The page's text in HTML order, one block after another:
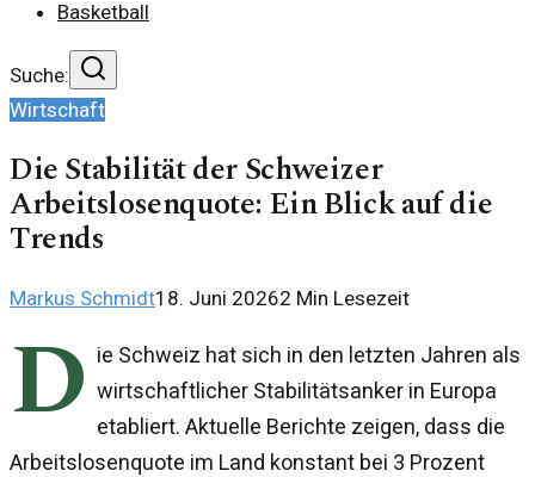
Basketball
Suche:
Wirtschaft
Die Stabilität der Schweizer
Arbeitslosenquote: Ein Blick auf die
Trends
Markus Schmidt18. Juni 20262 Min Lesezeit
D ie Schweiz hat sich in den letzten Jahren als
wirtschaftlicher Stabilitätsanker in Europa
etabliert. Aktuelle Berichte zeigen, dass die
Arbeitslosenquote im Land konstant bei 3 Prozent